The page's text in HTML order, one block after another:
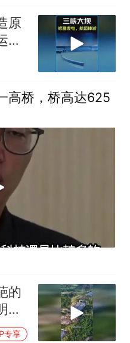
原
，
高桥，桥高达625
的
明
专享